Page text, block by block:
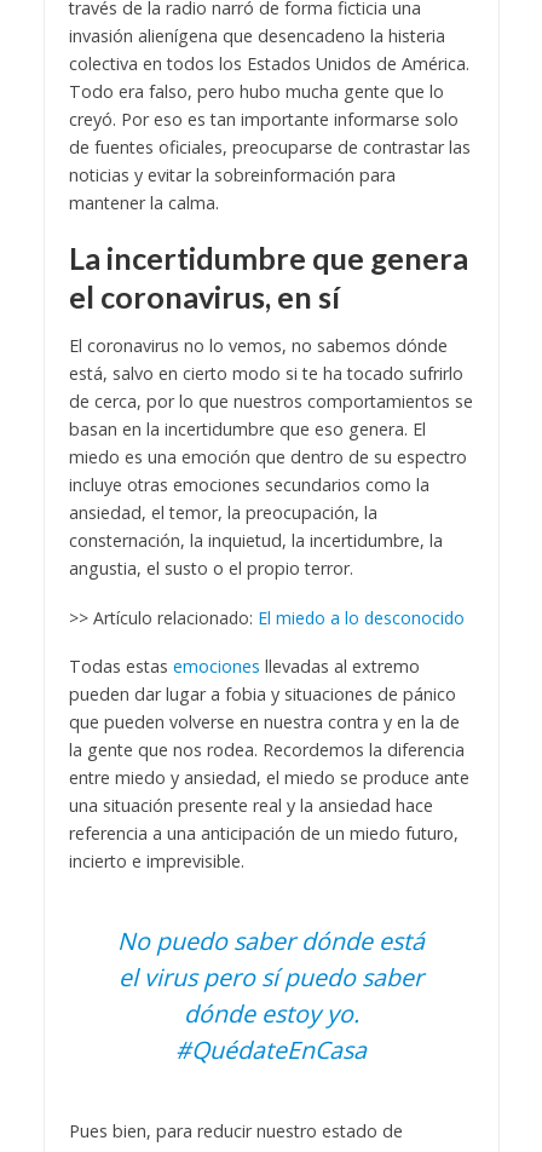
través de la radio narró de forma ficticia una
invasión alienígena que desencadeno la histeria
colectiva en todos los Estados Unidos de América.
Todo era falso, pero hubo mucha gente que lo
creyó. Por eso es tan importante informarse solo
de fuentes oficiales, preocuparse de contrastar las
noticias y evitar la sobreinformación para
mantener la calma.
La incertidumbre que genera
el coronavirus, en sí
El coronavirus no lo vemos, no sabemos dónde
está, salvo en cierto modo si te ha tocado sufrirlo
de cerca, por lo que nuestros comportamientos se
basan en la incertidumbre que eso genera. El
miedo es una emoción que dentro de su espectro
incluye otras emociones secundarios como la
ansiedad, el temor, la preocupación, la
consternación, la inquietud, la incertidumbre, la
angustia, el susto o el propio terror.
>> Artículo relacionado: El miedo a lo desconocido
Todas estas emociones llevadas al extremo
pueden dar lugar a fobia y situaciones de pánico
que pueden volverse en nuestra contra y en la de
la gente que nos rodea. Recordemos la diferencia
entre miedo y ansiedad, el miedo se produce ante
una situación presente real y la ansiedad hace
referencia a una anticipación de un miedo futuro,
incierto e imprevisible.
No puedo saber dónde está
el virus pero sí puedo saber
dónde estoy yo.
#QuédateEnCasa
Pues bien, para reducir nuestro estado de